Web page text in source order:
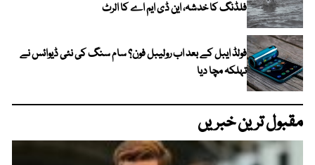
فلڈنگ کا خدشہ، این ڈی ایم اے کا الرٹ
فولڈ ایبل کے بعد اب رولیبل فون؟ سام سنگ کی نئی ڈیوائس نے
تہلکہ مچا دیا
مقبول ترین خبریں